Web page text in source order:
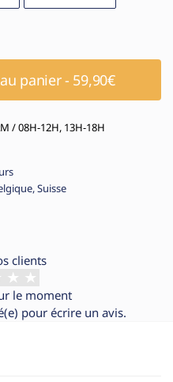
panier - 59,90€
/ 08H-12H, 13H-18H
Suisse
clients
le moment
pour écrire un avis.